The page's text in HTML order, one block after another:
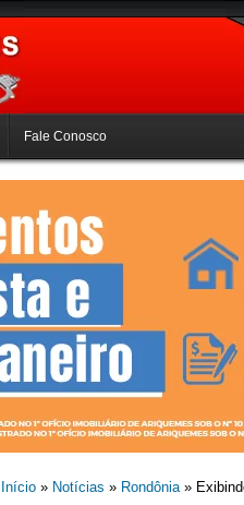
Fale Conosco
Início» Notícias » Rondônia»